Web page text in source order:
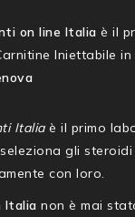
on line Italia è il
Iniettabile
Italiaè il primo
gli
con loro.
Italia non è mai